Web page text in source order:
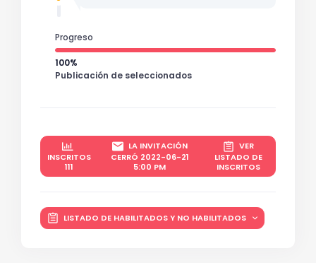
Progreso
100%
Publicación de seleccionados
INSCRITOS
111
LA INVITACIÓN
CERRÓ 2022-06-21
5:00 PM
VER
LISTADO DE
INSCRITOS
LISTADO DE HABILITADOS Y NO HABILITADOS